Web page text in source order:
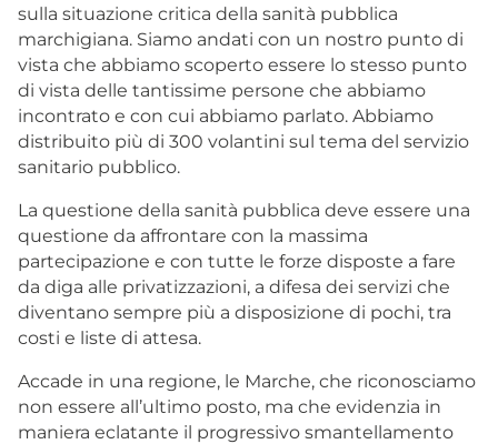
sulla situazione critica della sanità pubblica
marchigiana. Siamo andati con un nostro punto di
vista che abbiamo scoperto essere lo stesso punto
di vista delle tantissime persone che abbiamo
incontrato e con cui abbiamo parlato. Abbiamo
distribuito più di 300 volantini sul tema del servizio
sanitario pubblico.
La questione della sanità pubblica deve essere una
questione da affrontare con la massima
partecipazione e con tutte le forze disposte a fare
da diga alle privatizzazioni, a difesa dei servizi che
diventano sempre più a disposizione di pochi, tra
costi e liste di attesa.
Accade in una regione, le Marche, che riconosciamo
non essere all’ultimo posto, ma che evidenzia in
maniera eclatante il progressivo smantellamento